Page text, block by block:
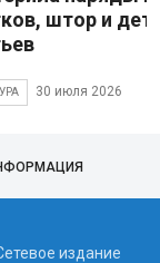
штор и
30 июля 2026
издание